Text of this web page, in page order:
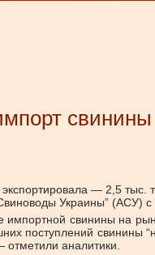
— 2,5
Украины” (АСУ)
импортной свинины на
поступлений
аналитики.